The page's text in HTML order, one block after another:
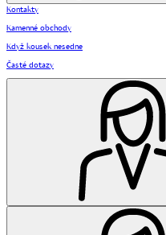
Kontakty
Kamenné obchody
Když kousek nesedne
Časté dotazy